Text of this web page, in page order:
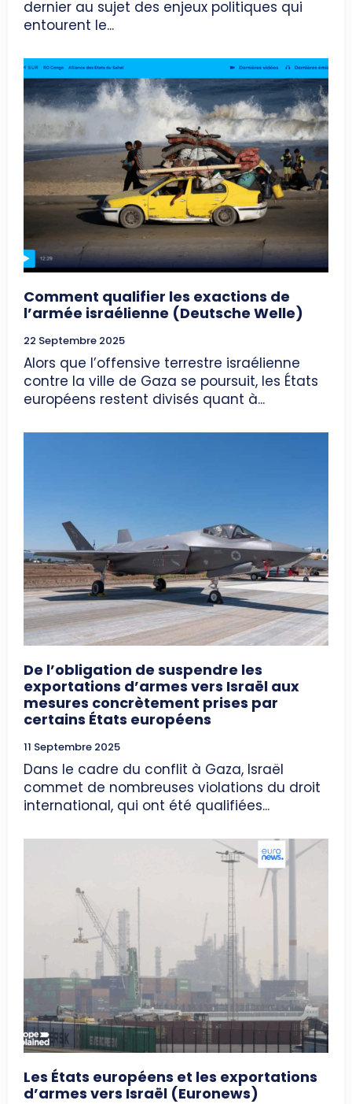
dernier au sujet des enjeux politiques qui
entourent le...
Comment qualifier les exactions de
l’armée israélienne (Deutsche Welle)
22 Septembre 2025
Alors que l’offensive terrestre israélienne
contre la ville de Gaza se poursuit, les États
européens restent divisés quant à...
De l’obligation de suspendre les
exportations d’armes vers Israël aux
mesures concrètement prises par
certains États européens
11 Septembre 2025
Dans le cadre du conflit à Gaza, Israël
commet de nombreuses violations du droit
international, qui ont été qualifiées...
Les États européens et les exportations
d’armes vers Israël (Euronews)